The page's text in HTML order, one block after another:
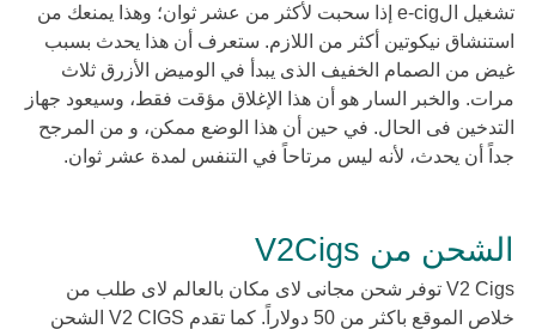
تشغيل الe-cig إذا سحبت لأكثر من عشر ثوان؛ وهذا يمنعك من
استنشاق نيكوتين أكثر من اللازم. ستعرف أن هذا يحدث بسبب
غيض من الصمام الخفيف الذى يبدأ في الوميض الأزرق ثلاث
مرات. والخبر السار هو أن هذا الإغلاق مؤقت فقط، وسيعود جهاز
التدخين فى الحال. في حين أن هذا الوضع ممكن، و من المرجح
جداً أن يحدث، لأنه ليس مرتاحاً في التنفس لمدة عشر ثوان.
الشحن من V2Cigs
V2 Cigs توفر شحن مجانى لاى مكان بالعالم لاى طلب من
خلاص الموقع باكثر من 50 دولاراً. كما تقدم V2 CIGS الشحن